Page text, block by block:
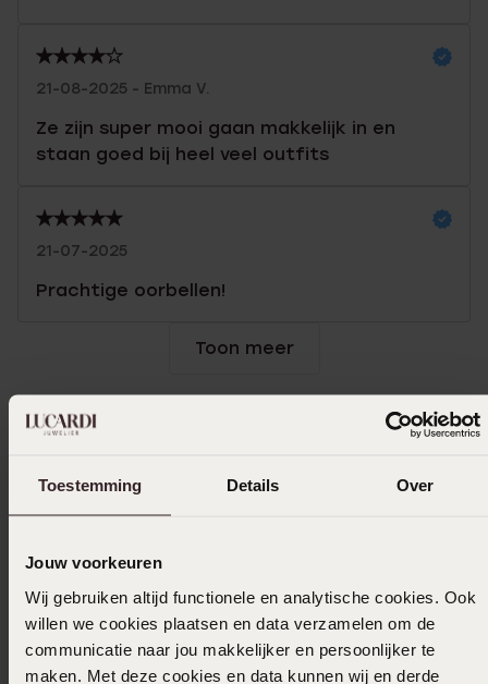
Toestemming Details Over
Jouw voorkeuren
Wij gebruiken altijd functionele en analytische cookies. Ook
willen we cookies plaatsen en data verzamelen om de
communicatie naar jou makkelijker en persoonlijker te
maken. Met deze cookies en data kunnen wij en derde
21-08-2025 - Emma V.
Ze zijn super mooi gaan makkelijk in en
staan goed bij heel veel outfits
21-07-2025
Prachtige oorbellen!
Toon meer
Ook leuk voor jou